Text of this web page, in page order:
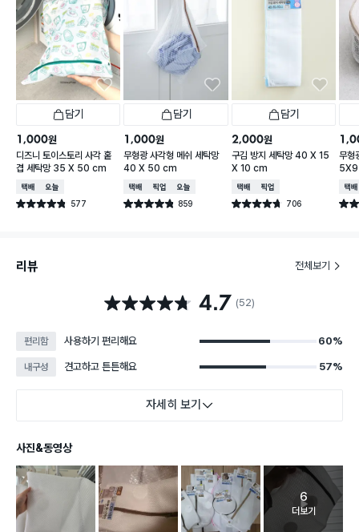
담기
1,000원
디즈니 토이스토리 사각 홑
겹 세탁망 35 X 50 cm
택배배송오늘배송
별점 4.8점 577
건 작성
담기
1,000원
무형광 사각형 메쉬 세탁망
40 X 50 cm
택배배송매장픽업오늘배송
별점 4.8점 859
건 작성
담기
2,000원
구김 방지 세탁망 40 X 15
X 10 cm
택배배송매장픽업
별점 4.7점 706
건 작성
무형
택배
별점
리뷰 전체보기
별점 4.7점 4.7 (52)
편리함 사용하기 편리해요 60%
내구성 견고하고 튼튼해요 57%
자세히 보기
사진&동영상
고객 리뷰
6
더보기